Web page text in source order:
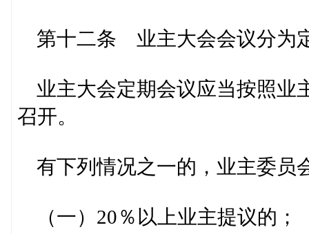
第十二条 业主大会会议分为
业主大会定期会议应当按照业
召开。
有下列情况之一的，业主委员
（一）20％以上业主提议的